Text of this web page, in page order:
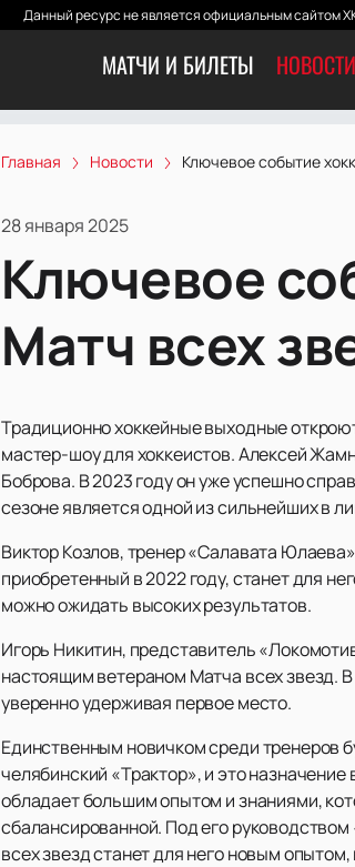
Данный ресурс не является официальным сайтом
МАТЧИ И БИЛЕТЫ НОВОСТИ
Главная Новости Ключевое событие
28 января 2025
Ключевое
Матч всех
Традиционно хоккейные выходные
мастер-шоу для хоккеистов. Алексей
Боброва. В 2023 году он уже успешно
сезоне является одной из сильнейших в
Виктор Козлов, тренер «Салавата
приобретенный в 2022 году, станет для
можно ожидать высоких результатов.
Игорь Никитин, представитель
настоящим ветераном Матча всех звезд.
уверенно удерживая первое место.
Единственным новичком среди тренеров
челябинский «Трактор», и это
обладает большим опытом и знаниями,
сбалансированной. Под его
всех звезд станет для него новым